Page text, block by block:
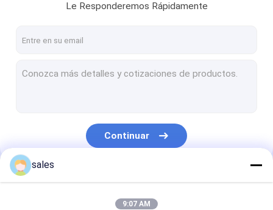
Máquina del lacre del borde
Manga que hace la máquina
Guardias acanalados del árbol
Le Responderemos Rápidamente
Continuar
Nuestras Categorías
sales
9:07 AM